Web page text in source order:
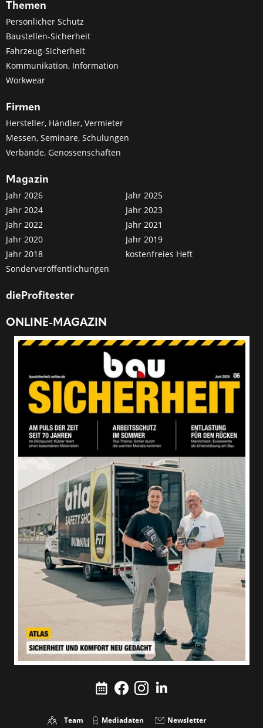
Themen
Persönlicher Schutz
Baustellen-Sicherheit
Fahrzeug-Sicherheit
Kommunikation, Information
Workwear
Firmen
Hersteller, Händler, Vermieter
Messen, Seminare, Schulungen
Verbände, Genossenschaften
Magazin
Jahr 2026
Jahr 2025
Jahr 2024
Jahr 2023
Jahr 2022
Jahr 2021
Jahr 2020
Jahr 2019
Jahr 2018
kostenfreies Heft
Sonderveröffentlichungen
dieProfitester
ONLINE-MAGAZIN
Team Mediadaten Newsletter